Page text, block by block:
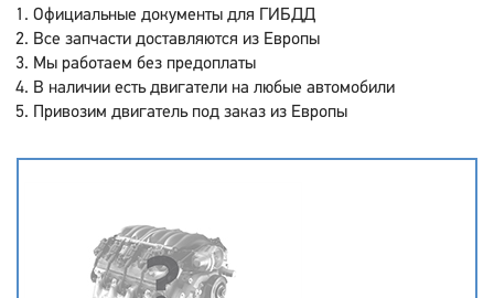
Официальные документы для ГИБДД
Все запчасти доставляются из Европы
Мы работаем без предоплаты
В наличии есть двигатели на любые автомобили
Привозим двигатель под заказ из Европы